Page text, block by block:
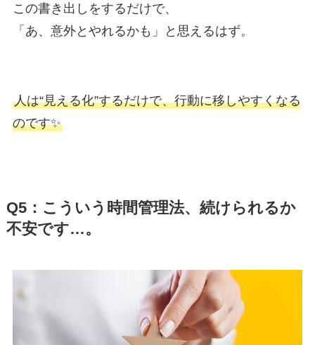
この書き出しをするだけで、
「あ、意外とやれるかも」と思えるはず。
人は“見える化”するだけで、行動に移しやすくなる
のです✨
Q5：こういう時間管理法、続けられるか
不安です…。